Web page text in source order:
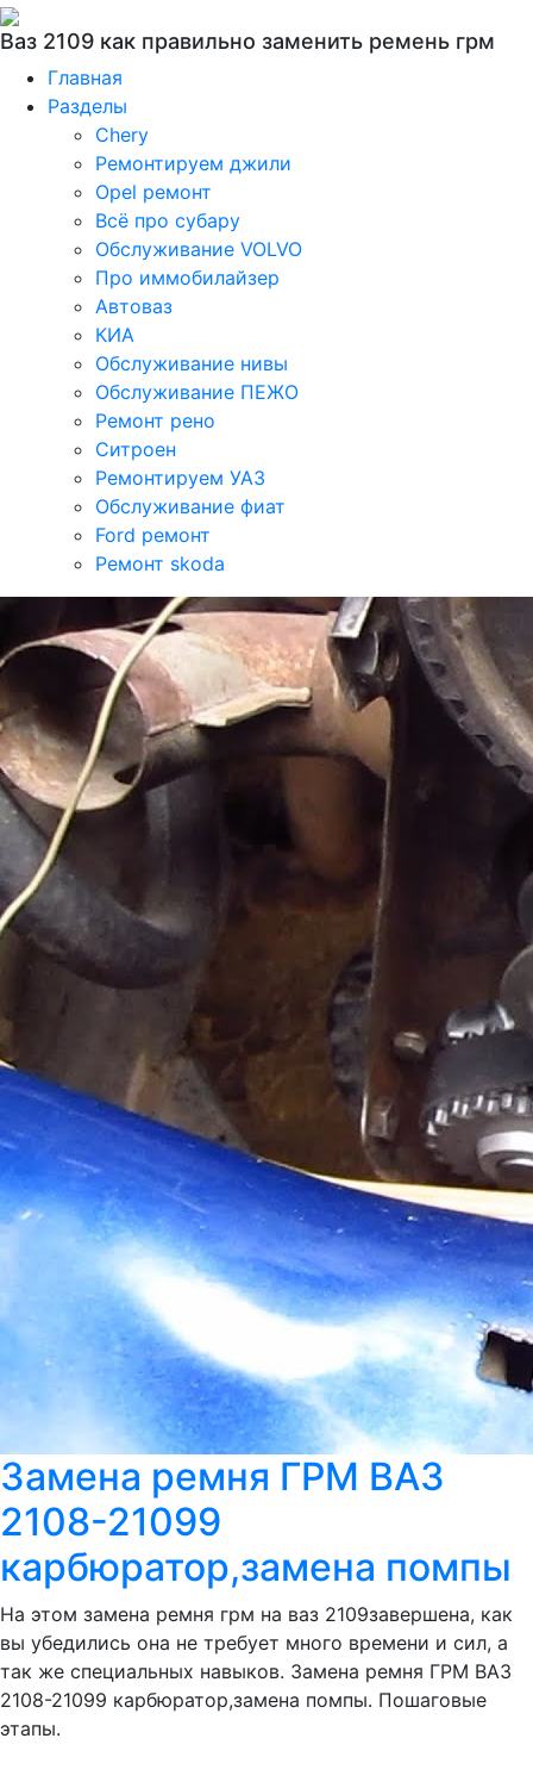
Ваз 2109 как правильно заменить ремень грм
Главная
Разделы
Chery
Ремонтируем джили
Opel ремонт
Всё про субару
Обслуживание VOLVO
Про иммобилайзер
Автоваз
КИА
Обслуживание нивы
Обслуживание ПЕЖО
Ремонт рено
Ситроен
Ремонтируем УАЗ
Обслуживание фиат
Ford ремонт
Ремонт skoda
Замена ремня ГРМ ВАЗ
2108-21099
карбюратор,замена помпы
На этом замена ремня грм на ваз 2109завершена, как
вы убедились она не требует много времени и сил, а
так же специальных навыков. Замена ремня ГРМ ВАЗ
2108-21099 карбюратор,замена помпы. Пошаговые
этапы.